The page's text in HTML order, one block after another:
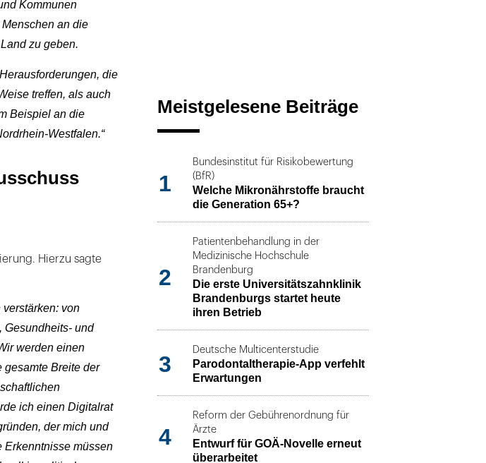
Kommunen
an die
zu geben.
die
treffen, als auch
Beispiel an die
Westfalen.“
Hierzu sagte
von
Gesundheits- und
werden einen
Breite der
ich einen Digitalrat
der mich und
Erkenntnisse müssen
Meistgelesene Beiträge
1
Bundesinstitut für Risikobewertung
(BfR)
Welche Mikronährstoffe braucht
die Generation 65+?
2
Patientenbehandlung in der
Medizinische Hochschule
Brandenburg
Die erste Universitätszahnklinik
Brandenburgs startet heute
ihren Betrieb
3
Deutsche Multicenterstudie
Parodontaltherapie-App verfehlt
Erwartungen
4
Reform der Gebührenordnung für
Ärzte
Entwurf für GOÄ-Novelle erneut
überarbeitet